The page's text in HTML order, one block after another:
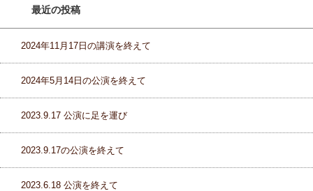
最近の投稿
2024年11月17日の講演を終えて
2024年5月14日の公演を終えて
2023.9.17 公演に足を運び
2023.9.17の公演を終えて
2023.6.18 公演を終えて